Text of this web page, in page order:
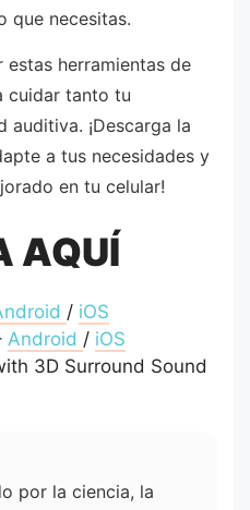
que necesitas.
estas herramientas de
cuidar tanto tu
¡Descarga la
a tus necesidades y
en tu celular!
AQUÍ
/ iOS
Android / iOS
3D Surround Sound
por la ciencia, la